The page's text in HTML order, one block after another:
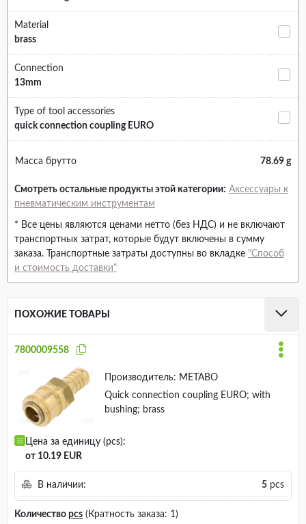
Material
brass
Connection
13mm
Type of tool accessories
quick connection coupling EURO
Масса брутто 78.69 g
Смотреть остальные продукты этой категории: Аксессуары к
пневматическим инструментам
* Все цены являются ценами нетто (без НДС) и не включают
транспортных затрат, которые будут включены в сумму
заказа. Транспортные затраты доступны во вкладке "Способ
и стоимость доставки"
ПОХОЖИЕ ТОВАРЫ
7800009558
Производитель: METABO
Quick connection coupling EURO; with
bushing; brass
Цена за единицу (pcs):
от 10.19 EUR
В наличии: 5 pcs
Количество pcs (Кратность заказа: 1)